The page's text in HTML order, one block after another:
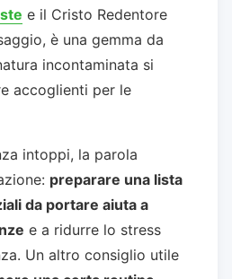
e il Cristo Redentore
è una gemma da
incontaminata si
accoglienti per le
intoppi, la parola
preparare una lista
da portare aiuta a
e a ridurre lo stress
Un altro consiglio utile